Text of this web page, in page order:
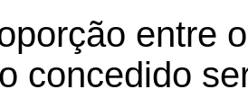
entre
concedido